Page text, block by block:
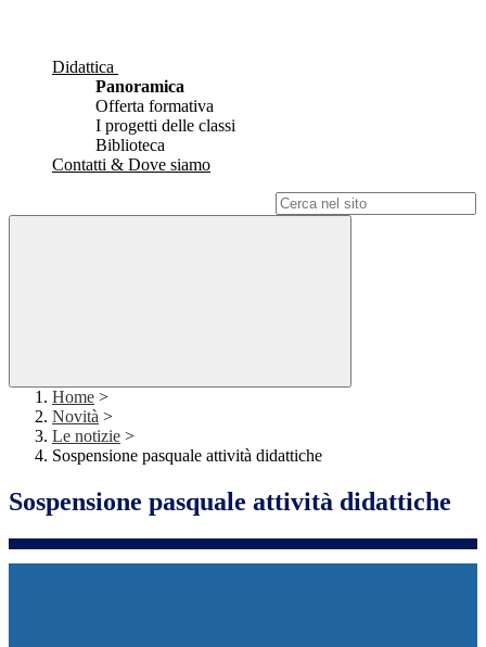
Didattica
Panoramica
Offerta formativa
I progetti delle classi
Biblioteca
Contatti & Dove siamo
Home >
Novità >
Le notizie >
Sospensione pasquale attività didattiche
Sospensione pasquale attività didattiche